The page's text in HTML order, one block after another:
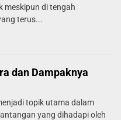
meskipun di tengah
terus...
dan Dampaknya
topik utama dalam
yang dihadapi oleh